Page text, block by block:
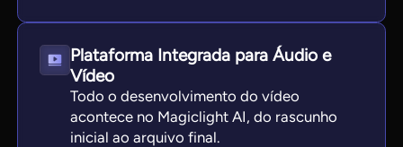
Plataforma Integrada para Áudio e
Vídeo
Todo o desenvolvimento do vídeo
acontece no Magiclight AI, do rascunho
inicial ao arquivo final.